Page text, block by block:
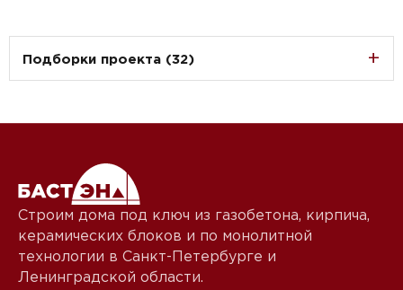
Подборки проекта (32)
Строим дома под ключ из газобетона, кирпича,
керамических блоков и по монолитной
технологии в Санкт-Петербурге и
Ленинградской области.